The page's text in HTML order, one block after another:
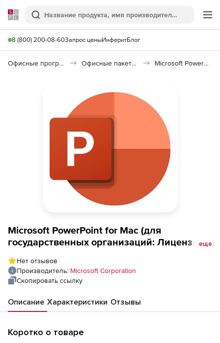
Softline
Поиск
8 (800) 200-08-60Запрос ценыИнферитБлог
Офисные программы Офисные пакеты Microsoft Office Microsoft PowerPoint for Mac 2021
Microsoft PowerPoint for Mac (для
государственных организаций: Лицензия
LicSAPk), English Level B
еще
Нет отзывов
Производитель: Microsoft Corporation
Скопировать ссылку
Описание Характеристики Отзывы
Коротко о товаре